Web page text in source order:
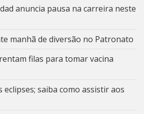
anuncia pausa na carreira neste
manhã de diversão no Patronato
filas para tomar vacina
saiba como assistir aos